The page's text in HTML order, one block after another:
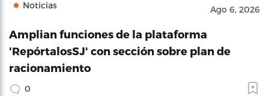
Noticias Ago 6, 2026
Amplian funciones de la plataforma
'RepórtalosSJ' con sección sobre plan de
racionamiento
0